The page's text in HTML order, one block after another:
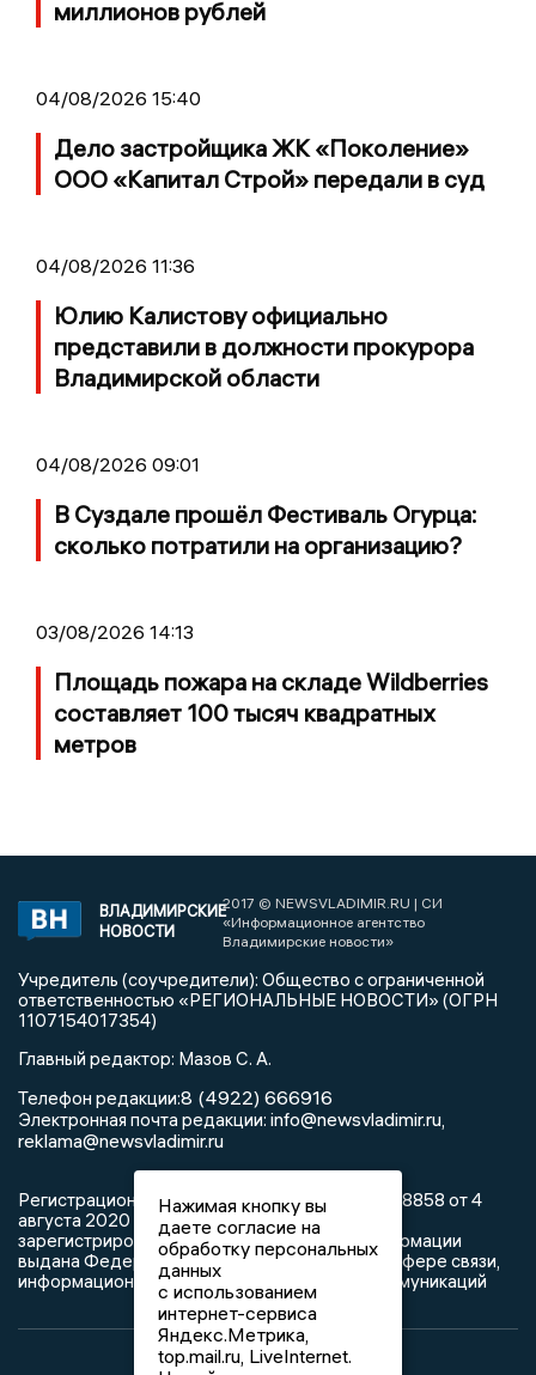
миллионов рублей
04/08/2026 15:40
Дело застройщика ЖК «Поколение»
ООО «Капитал Строй» передали в суд
04/08/2026 11:36
Юлию Калистову официально
представили в должности прокурора
Владимирской области
04/08/2026 09:01
В Суздале прошёл Фестиваль Огурца:
сколько потратили на организацию?
03/08/2026 14:13
Площадь пожара на складе Wildberries
составляет 100 тысяч квадратных
метров
ВЛАДИМИРСКИЕ
НОВОСТИ
2017 © NEWSVLADIMIR.RU | СИ
«Информационное агентство
Владимирские новости»
Учредитель (соучредители): Общество с ограниченной
ответственностью «РЕГИОНАЛЬНЫЕ НОВОСТИ» (ОГРН
1107154017354)
Главный редактор: Мазов С. А.
Телефон редакции:8 (4922) 666916
Электронная почта редакции: info@newsvladimir.ru,
reklama@newsvladimir.ru
Регистрационный номер: серия Эл № ФС77-78858 от 4
августа 2020 г. согласно выписке из реестра
зарегистрированных средств массовой информации
выдана Федеральной службой по надзору в сфере связи,
информационных технологий и массовых коммуникаций
Нажимая кнопку вы
даете согласие на
обработку персональных
данных
с использованием
интернет-сервиса
Яндекс.Метрика,
top.mail.ru, LiveInternet.